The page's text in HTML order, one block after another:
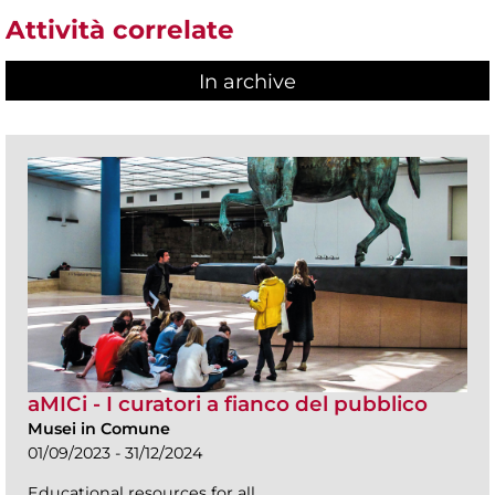
Attività correlate
In archive
aMICi - I curatori a fianco del pubblico
Musei in Comune
01/09/2023 - 31/12/2024